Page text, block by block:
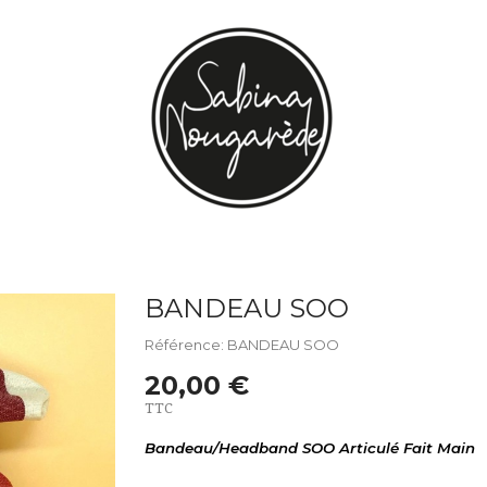
BANDEAU SOO
Référence: BANDEAU SOO
20,00 €
TTC
Bandeau/Headband SOO Articulé Fait Main